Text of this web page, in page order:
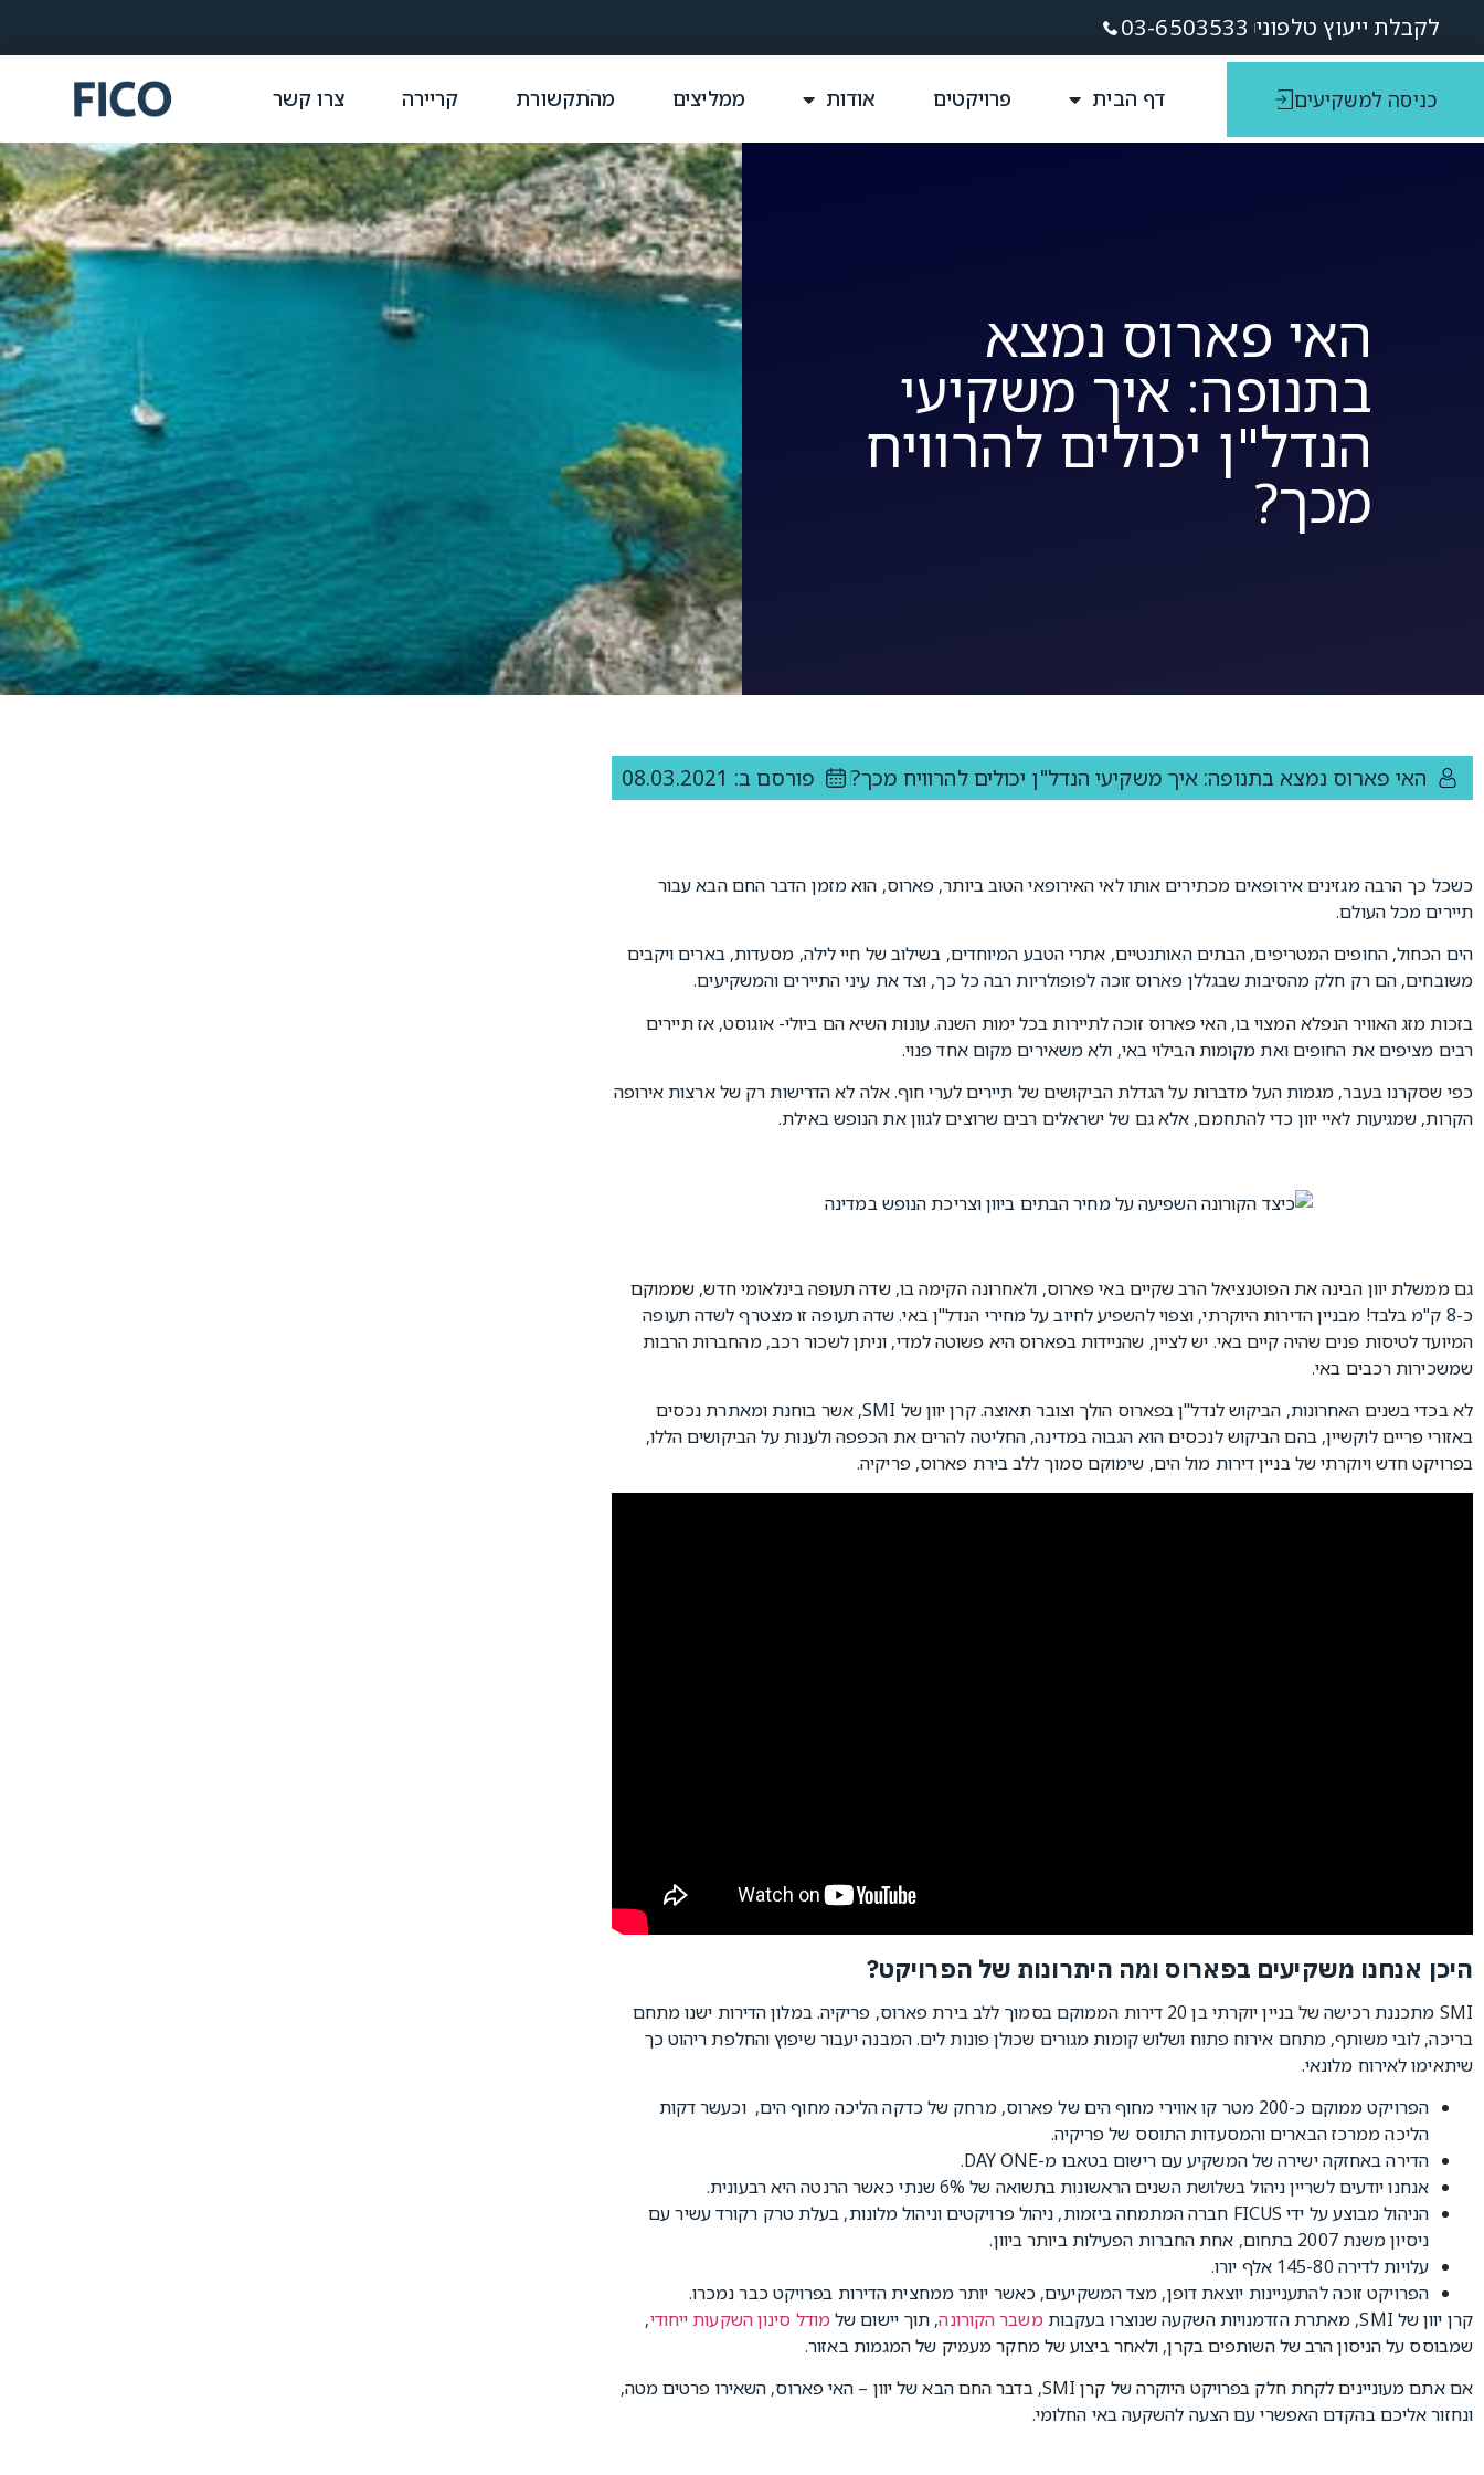
לקבלת ייעוץ טלפוני 03-6503533
כניסה למשקיעים דף הבית פרויקטים אודות ממליצים מהתקשורת קריירה צרו קשר
האי פארוס נמצא
בתנופה: איך משקיעי
הנדל"ן יכולים להרוויח
מכך?
האי פארוס נמצא בתנופה: איך משקיעי הנדל"ן יכולים להרוויח מכך? פורסם ב: 08.03.2021
כשכל כך הרבה מגזינים אירופאים מכתירים אותו לאי האירופאי הטוב ביותר, פארוס, הוא מזמן הדבר החם הבא עבור
תיירים מכל העולם.
הים הכחול, החופים המטריפים, הבתים האותנטיים, אתרי הטבע המיוחדים, בשילוב של חיי לילה, מסעדות, בארים ויקבים
משובחים, הם רק חלק מהסיבות שבגללן פארוס זוכה לפופולריות רבה כל כך, וצד את עיני התיירים והמשקיעים.
בזכות מזג האוויר הנפלא המצוי בו, האי פארוס זוכה לתיירות בכל ימות השנה. עונות השיא הם ביולי- אוגוסט, אז תיירים
רבים מציפים את החופים ואת מקומות הבילוי באי, ולא משאירים מקום אחד פנוי.
כפי שסקרנו בעבר, מגמות העל מדברות על הגדלת הביקושים של תיירים לערי חוף. אלה לא הדרישות רק של ארצות אירופה
הקרות, שמגיעות לאיי יוון כדי להתחמם, אלא גם של ישראלים רבים שרוצים לגוון את הנופש באילת.
גם ממשלת יוון הבינה את הפוטנציאל הרב שקיים באי פארוס, ולאחרונה הקימה בו, שדה תעופה בינלאומי חדש, שממוקם
כ-8 ק"מ בלבד! מבניין הדירות היוקרתי, וצפוי להשפיע לחיוב על מחירי הנדל"ן באי. שדה תעופה זו מצטרף לשדה תעופה
המיועד לטיסות פנים שהיה קיים באי. יש לציין, שהניידות בפארוס היא פשוטה למדי, וניתן לשכור רכב, מהחברות הרבות
שמשכירות רכבים באי.
לא בכדי בשנים האחרונות, הביקוש לנדל"ן בפארוס הולך וצובר תאוצה. קרן יוון של SMI, אשר בוחנת ומאתרת נכסים
באזורי פריים לוקשיין, בהם הביקוש לנכסים הוא הגבוה במדינה, החליטה להרים את הכפפה ולענות על הביקושים הללו,
בפרויקט חדש ויוקרתי של בניין דירות מול הים, שימוקם סמוך ללב בירת פארוס, פריקיה.
היכן אנחנו משקיעים בפארוס ומה היתרונות של הפרויקט?
SMI מתכננת רכישה של בניין יוקרתי בן 20 דירות הממוקם בסמוך ללב בירת פארוס, פריקיה. במלון הדירות ישנו מתחם
בריכה, לובי משותף, מתחם אירוח פתוח ושלוש קומות מגורים שכולן פונות לים. המבנה יעבור שיפוץ והחלפת ריהוט כך
שיתאימו לאירוח מלונאי.
הפרויקט ממוקם כ-200 מטר קו אווירי מחוף הים של פארוס, מרחק של כדקה הליכה מחוף הים, וכעשר דקות
הליכה ממרכז הבארים והמסעדות התוסס של פריקיה.
הדירה באחזקה ישירה של המשקיע עם רישום בטאבו מ-DAY ONE.
אנחנו יודעים לשריין ניהול בשלושת השנים הראשונות בתשואה של 6% שנתי כאשר הרנטה היא רבעונית.
הניהול מבוצע על ידי FICUS חברה המתמחה ביזמות, ניהול פרויקטים וניהול מלונות, בעלת טרק רקורד עשיר עם
ניסיון משנת 2007 בתחום, אחת החברות הפעילות ביותר ביוון.
עלויות לדירה 145-80 אלף יורו.
הפרויקט זוכה להתעניינות יוצאת דופן, מצד המשקיעים, כאשר יותר ממחצית הדירות בפרויקט כבר נמכרו.
קרן יוון של SMI, מאתרת הזדמנויות השקעה שנוצרו בעקבות
משבר הקורונה, תוך יישום שלמודל סינון השקעות ייחודי,
שמבוסס על הניסון הרב של השותפים בקרן, ולאחר ביצוע של מחקר מעמיק של המגמות באזור.
אם אתם מעוניינים לקחת חלק בפרויקט היוקרה של קרן SMI, בדבר החם הבא של יוון – האי פארוס, השאירו פרטים מטה,
ונחזור אליכם בהקדם האפשרי עם הצעה להשקעה באי החלומי.